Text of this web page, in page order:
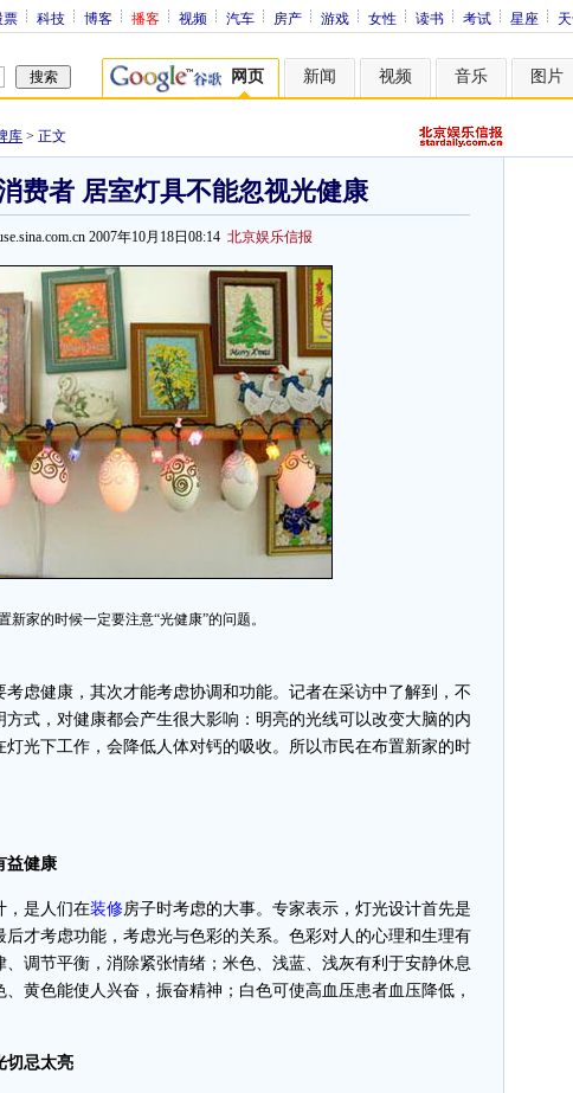
票 科技 博客 播客 视频 汽车 房产 游戏 女性 读书 考试 星座
网页 新闻 视频 音乐 图片
库 > 正文
费者 居室灯具不能忽视光健康
2007年10月18日08:14 北京娱乐信报
新家的时候一定要注意“光健康”的问题。
健康，其次才能考虑协调和功能。记者在采访中了解到，不
式，对健康都会产生很大影响：明亮的光线可以改变大脑的内
光下工作，会降低人体对钙的吸收。所以市民在布置新家的时
健康
是人们在装修房子时考虑的大事。专家表示，灯光设计首先是
才考虑功能，考虑光与色彩的关系。色彩对人的心理和生理有
调节平衡，消除紧张情绪；米色、浅蓝、浅灰有利于安静休息
黄色能使人兴奋，振奋精神；白色可使高血压患者血压降低，
忌太亮